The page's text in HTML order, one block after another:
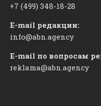
+7 (499) 348-18-28
E-mail редакции:
info@abn.agency
E-mail по вопросам
reklama@abn.agency